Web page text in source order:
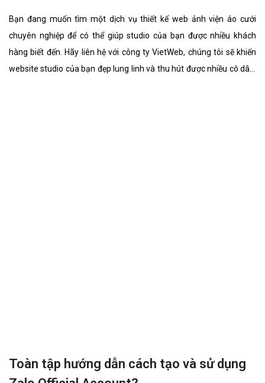
Bạn đang muốn tìm một dịch vụ thiết kế web ảnh viện áo cưới
chuyên nghiệp để có thể giúp studio của bạn được nhiều khách
hàng biết đến. Hãy liên hệ với công ty VietWeb, chúng tôi sẽ khiến
website studio của bạn đẹp lung linh và thu hút được nhiều cô dâu,
Toàn tập hướng dẫn cách tạo và sử dụng